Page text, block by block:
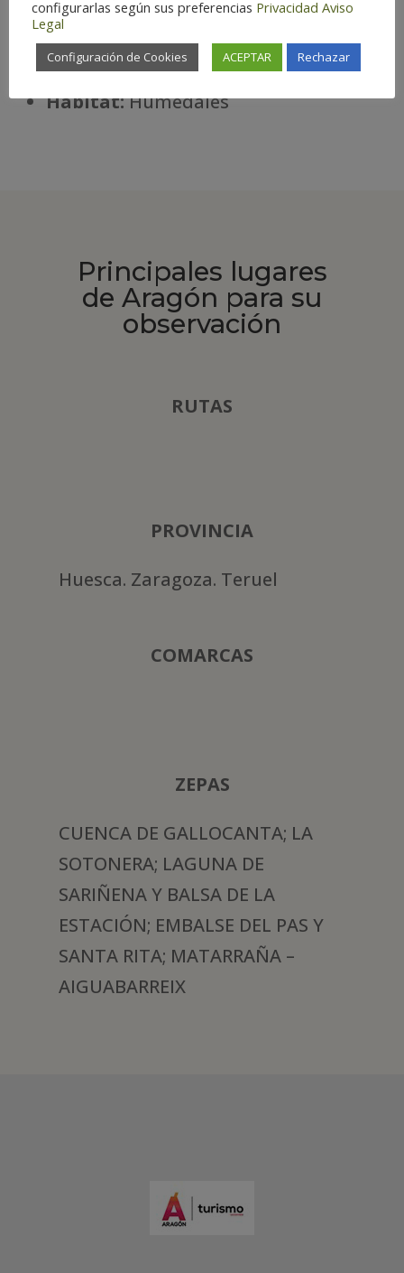
Estatus:Migratoria
Temporada óptima:
Riesgo de extinción:Protección
especial
Hábitat:Humedales
Principales lugares
de Aragón para su
observación
RUTAS
PROVINCIA
Huesca. Zaragoza. Teruel
COMARCAS
ZEPAS
CUENCA DE GALLOCANTA; LA
SOTONERA; LAGUNA DE
SARIÑENA Y BALSA DE LA
ESTACIÓN; EMBALSE DEL PAS Y
SANTA RITA; MATARRAÑA –
AIGUABARREIX
configurarlas según sus preferencias Privacidad Aviso
Legal
Configuración de Cookies ACEPTAR Rechazar